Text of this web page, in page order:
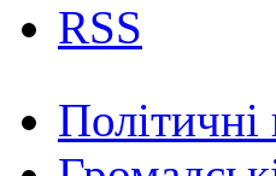
RSS
Політичні